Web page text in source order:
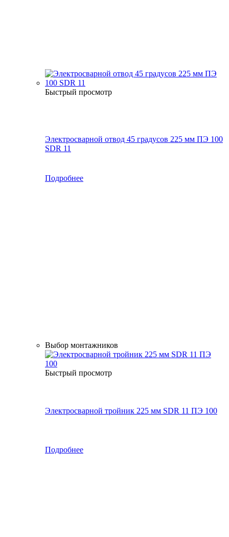
Быстрый просмотр
Электросварной отвод 45 градусов 225 мм ПЭ 100
SDR 11
Подробнее
Выбор монтажников
Быстрый просмотр
Электросварной тройник 225 мм SDR 11 ПЭ 100
Подробнее